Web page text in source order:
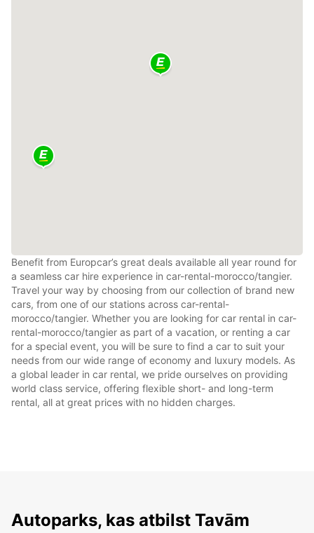
Benefit from Europcar’s great deals available all year round for
a seamless car hire experience in car-rental-morocco/tangier.
Travel your way by choosing from our collection of brand new
cars, from one of our stations across car-rental-
morocco/tangier. Whether you are looking for car rental in car-
rental-morocco/tangier as part of a vacation, or renting a car
for a special event, you will be sure to find a car to suit your
needs from our wide range of economy and luxury models. As
a global leader in car rental, we pride ourselves on providing
world class service, offering flexible short- and long-term
rental, all at great prices with no hidden charges.
Autoparks, kas atbilst Tavām